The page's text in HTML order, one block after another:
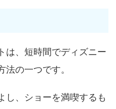
は、短時間でディズニー
の一つです。
し、ショーを満喫するも